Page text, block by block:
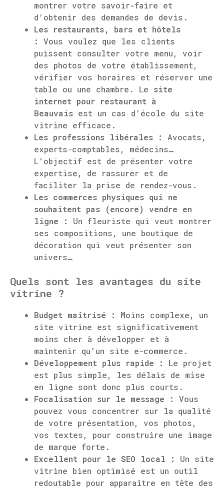
montrer votre savoir-faire et
d’obtenir des demandes de devis.
Les restaurants, bars et hôtels
:
Vous voulez que les clients
puissent consulter votre menu, voir
des photos de votre établissement,
vérifier vos horaires et réserver une
table ou une chambre. Le site
internet pour restaurant à
Beauvais est un cas d’école du site
vitrine efficace.
Les professions libérales :
Avocats,
experts-comptables, médecins…
L’objectif est de présenter votre
expertise, de rassurer et de
faciliter la prise de rendez-vous.
Les commerces physiques qui ne
souhaitent pas (encore) vendre en
ligne :
Un fleuriste qui veut montrer
ses compositions, une boutique de
décoration qui veut présenter son
univers…
Quels sont les avantages du site
vitrine ?
Budget maîtrisé :
Moins complexe, un
site vitrine est significativement
moins cher à développer et à
maintenir qu’un site e-commerce.
Développement plus rapide :
Le projet
est plus simple, les délais de mise
en ligne sont donc plus courts.
Focalisation sur le message :
Vous
pouvez vous concentrer sur la qualité
de votre présentation, vos photos,
vos textes, pour construire une image
de marque forte.
Excellent pour le SEO local :
Un site
vitrine bien optimisé est un outil
redoutable pour apparaître en tête des